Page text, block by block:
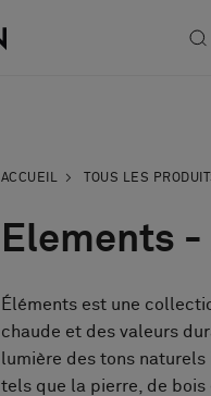
ACCUEIL TOUS LES
Elements -
Éléments est une
chaude et des valeurs
lumière des tons
tels que la pierre, de